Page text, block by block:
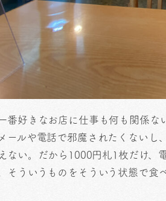
番好きなお店に仕事も何も関係
ールや電話で邪魔されたくないし
ない。だから1000円札1枚だけ、
そういうものをそういう状態で食